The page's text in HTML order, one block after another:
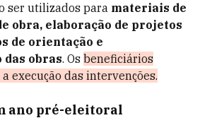
ser utilizados para materiais de
obra, elaboração de projetos
de orientação e
das obras. Os beneficiários
execução das intervenções.
ano pré-eleitoral